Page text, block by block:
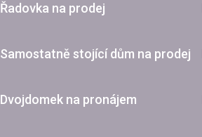
Řadovka na prodej
Samostatně stojící dům na prodej
Dvojdomek na pronájem